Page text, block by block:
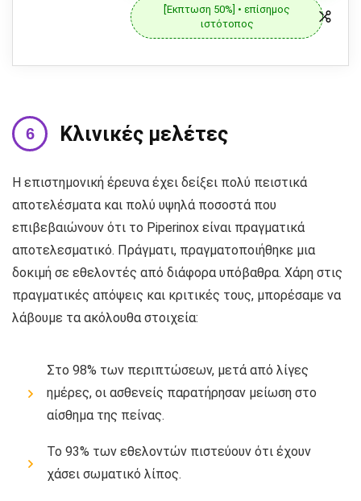
[Έκπτωση 50%] • επίσημος
ιστότοπος
Κλινικές μελέτες
Η επιστημονική έρευνα έχει δείξει πολύ πειστικά
αποτελέσματα και πολύ υψηλά ποσοστά που
επιβεβαιώνουν ότι το Piperinox είναι πραγματικά
αποτελεσματικό. Πράγματι, πραγματοποιήθηκε μια
δοκιμή σε εθελοντές από διάφορα υπόβαθρα. Χάρη στις
πραγματικές απόψεις και κριτικές τους, μπορέσαμε να
λάβουμε τα ακόλουθα στοιχεία:
Στο 98% των περιπτώσεων, μετά από λίγες
ημέρες, οι ασθενείς παρατήρησαν μείωση στο
αίσθημα της πείνας.
Το 93% των εθελοντών πιστεύουν ότι έχουν
χάσει σωματικό λίπος.